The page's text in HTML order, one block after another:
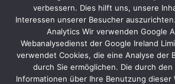
Standfläche
angepasst.
Cimatron
selbst
präsentiert
verbessern. Dies hilft uns, unsere
Interessen unserer Besucher
Analytics Wir verwenden Google
Webanalysedienst der Google Ireland
verwendet Cookies, die eine Analyse der
durch Sie ermöglichen. Die durch
Informationen über Ihre Benutzung dieser